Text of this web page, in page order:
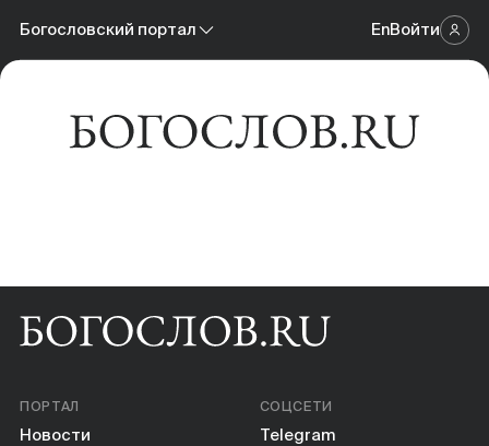
Богословский портал
Богословский портал
EnВойти
Новости
Научные инструменты
ПОРТАЛ
Новости
СОЦСЕТИ
Telegram